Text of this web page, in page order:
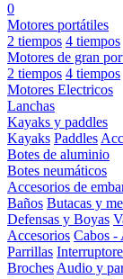
0
Motores portátiles
2 tiempos 4 tiempos
Motores de gran
2 tiempos 4 tiempos
Motores Electricos
Lanchas
Kayaks y paddles
Kayaks Paddles
Botes de aluminio
Botes neumáticos
Accesorios de
Baños Butacas y
Defensas y Boyas
Accesorios Cabos -
Parrillas
Broches Audio y